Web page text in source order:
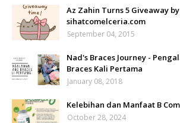
Az Zahin Turns 5 Giveaway by
sihatcomelceria.com
September 04, 2015
Nad's Braces Journey -
Braces Kali Pertama
January 08, 2018
Kelebihan dan Manfaat B
October 28, 2024